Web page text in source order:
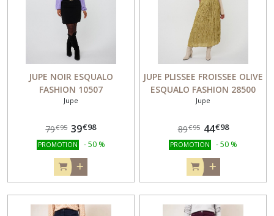
JUPE NOIR ESQUALO
FASHION 10507
Jupe
79€95 39€98
PROMOTION -50 %
JUPE PLISSEE FROISSEE OLIVE
ESQUALO FASHION 28500
Jupe
89€95 44€98
PROMOTION -50 %